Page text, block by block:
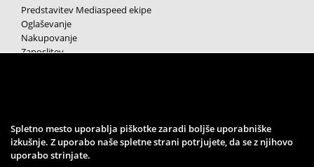
Predstavitev Mediaspeed ekipe
Oglaševanje
Nakupovanje
Zaposlitev
SPREMLJAJTE NAS
Spletno mesto uporablja piškotke zaradi boljše uporabniške
izkušnje. Z uporabo naše spletne strani potrjujete, da se z njihovo
uporabo strinjate.